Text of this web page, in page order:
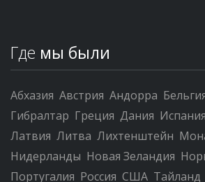
Где мы были
Абхазия Австрия Андорра
Гибралтар Греция Дания Испания
Латвия Литва Лихтенштейн
Нидерланды Новая Зеландия
Португалия Россия США Тайланд